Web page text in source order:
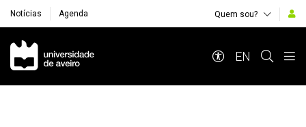
Notícias Agenda Quem sou?
Navegação Principal
EN